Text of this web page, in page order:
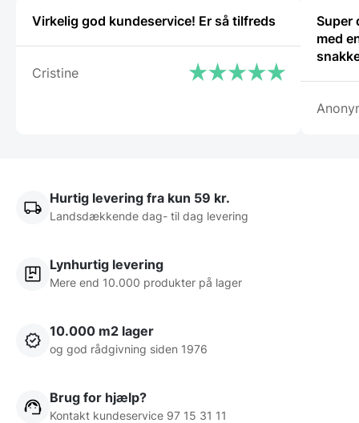
Virkelig god kundeservice! Er så tilfreds
Cristine
Super
med
Hurtig levering fra kun 59 kr.
Landsdækkende dag- til dag levering
Lynhurtig levering
Mere end 10.000 produkter på lager
10.000 m2 lager
og god rådgivning siden 1976
Brug for hjælp?
Kontakt kundeservice 97 15 31 11